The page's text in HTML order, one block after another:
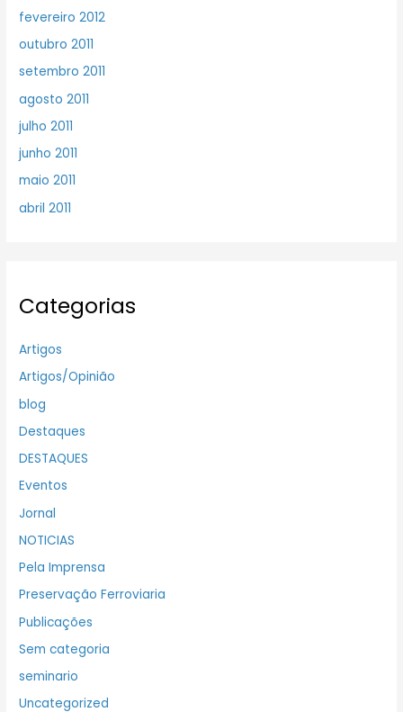
fevereiro 2012
outubro 2011
setembro 2011
agosto 2011
julho 2011
junho 2011
maio 2011
abril 2011
Categorias
Artigos
Artigos/Opinião
blog
Destaques
DESTAQUES
Eventos
Jornal
NOTICIAS
Pela Imprensa
Preservação Ferroviaria
Publicações
Sem categoria
seminario
Uncategorized